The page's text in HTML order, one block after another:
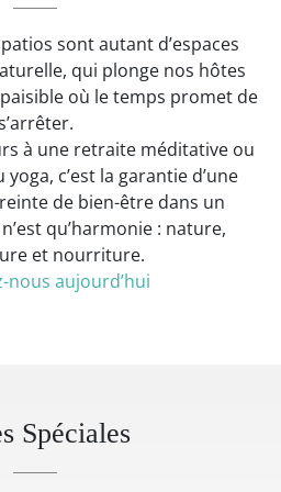
sont autant d’espaces
qui plonge nos hôtes
où le temps promet de
à une retraite méditative ou
c’est la garantie d’une
de bien-être dans un
qu’harmonie : nature,
et nourriture.
nous aujourd’hui
Spéciales